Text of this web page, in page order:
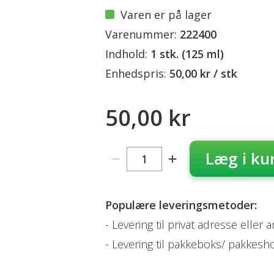
Varen er på lager
Varenummer: 222400
Indhold: 1 stk. (125 ml)
Enhedspris: 50,00 kr / stk
50,00 kr
Læg i
Populære leveringsmetoder:
Levering til privat adresse eller
Levering til pakkeboks/